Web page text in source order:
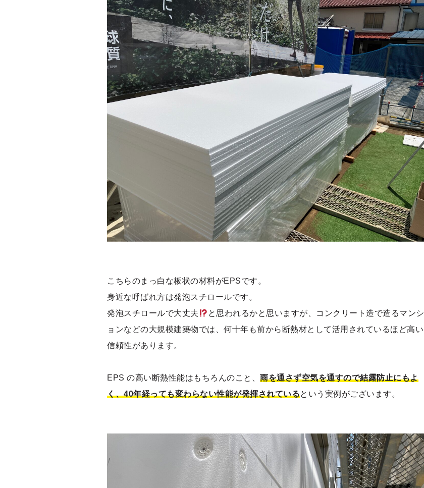
こちらのまっ白な板状の材料がEPSです。
身近な呼ばれ方は発泡スチロールです。
発泡スチロールで大丈夫
と思われるかと思いますが、コンクリート造で造るマンシ
ョンなどの大規模建築物では、何十年も前から断熱材として活用されているほど高い
信頼性があります。
EPS の高い断熱性能はもちろんのこと、 雨を通さず空気を通すので結露防止にもよ
く、40年経っても変わらない性能が発揮されているという実例がございます。